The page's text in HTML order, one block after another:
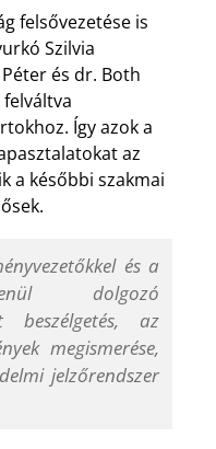
felsővezetése is
Szilvia
és dr. Both
Így azok a
az
a későbbi szakmai
és a
dolgozó
beszélgetés, az
megismerése,
jelzőrendszer